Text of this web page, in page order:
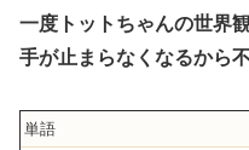
一度トットちゃんの世界
手が止まらなくなるから
単語